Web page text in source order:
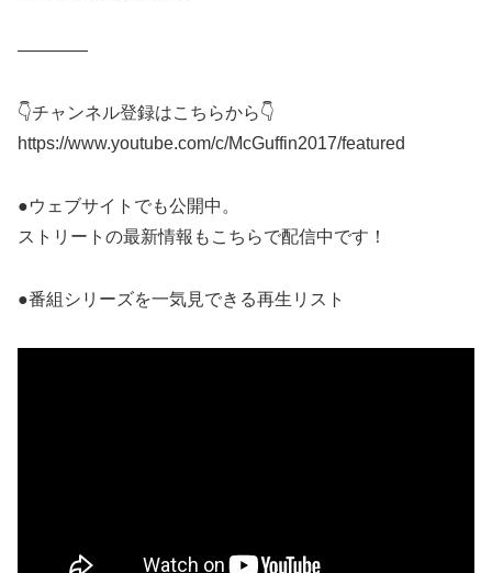
————
👇チャンネル登録はこちらから👇
https://www.youtube.com/c/McGuffin2017/featured
●ウェブサイトでも公開中。
ストリートの最新情報もこちらで配信中です！
●番組シリーズを一気見できる再生リスト